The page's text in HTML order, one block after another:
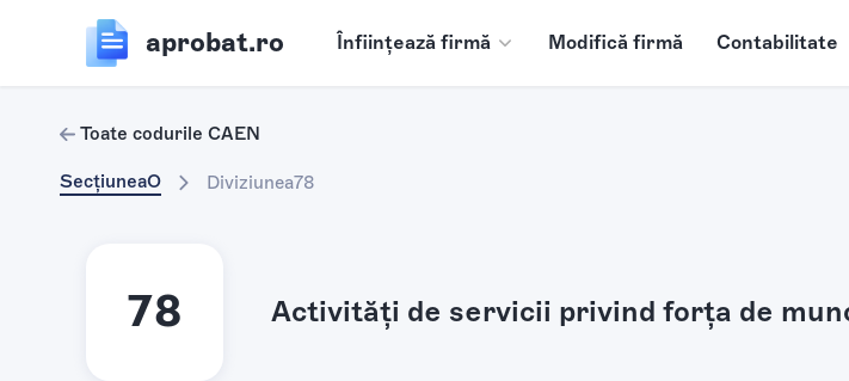
aprobat.ro Înființează firmă Modifică firmă Contabilitate
Toate codurile CAEN
SecțiuneaO Diviziunea78
78 Activităţi de servicii privind forţa de